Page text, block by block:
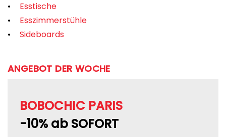
Esstische
Esszimmerstühle
Sideboards
ANGEBOT DER WOCHE
BOBOCHIC PARIS
-10% ab SOFORT